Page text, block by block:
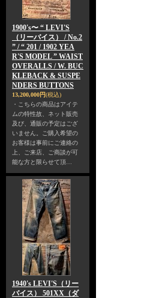
1900's〜 “ LEVI'S
（リーバイス） / No.2
” / “ 201 / 1902 YEA
R'S MODEL ” WAIST
OVERALLS / W. BUC
KLEBACK & SUSPE
NDERS BUTTONS
13,200,000円(税込)
・こちらの商品はアイテ
ムの特性故、ネット販売
及び、通販の予定はござ
いません。ご購入希望の
お客様は事前にご連絡の
上、ご来店、ご商談が可
能な方と限らせて頂…
1940's LEVI'S（リー
バイス） 501XX（ダ